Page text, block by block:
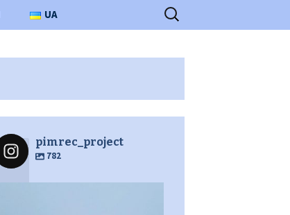
UA Пошук:
pimrec_project
782